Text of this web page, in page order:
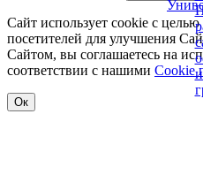
Сайт использует cookie с целью
посетителей для улучшения
Сайтом, вы соглашаетесь на
соответствии с нашими Cookiе
Ок